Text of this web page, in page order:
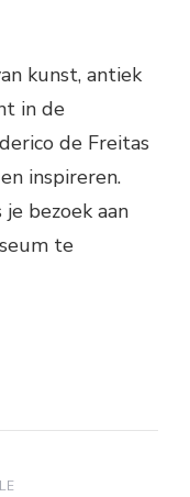
kunst, antiek
in de
de Freitas
inspireren.
bezoek aan
te